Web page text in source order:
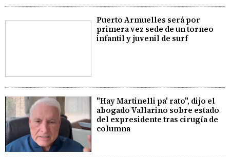
Puerto Armuelles será por
primera vez sede de un torneo
infantil y juvenil de surf
"Hay Martinelli pa' rato", dijo el
abogado Vallarino sobre estado
del expresidente tras cirugía de
columna